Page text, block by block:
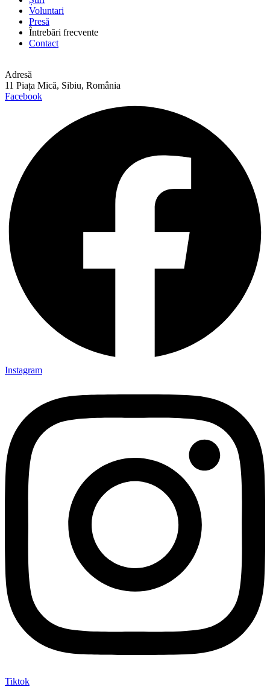
Voluntari
Presă
Întrebări frecvente
Contact
Adresă
11 Piața Mică, Sibiu, România
Facebook
Instagram
Tiktok